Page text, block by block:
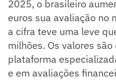
2025, o brasileiro
euros sua avaliação no
a cifra teve uma leve
milhões. Os valores
plataforma
e em avaliações